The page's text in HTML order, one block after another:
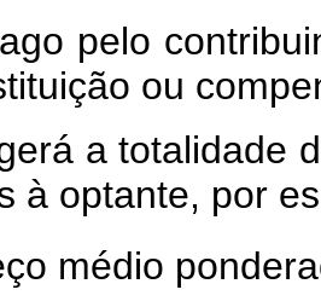
pelo
ou
a totalidade
à optante, por
médio